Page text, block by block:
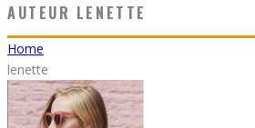
AUTEUR LENETTE
Home
lenette